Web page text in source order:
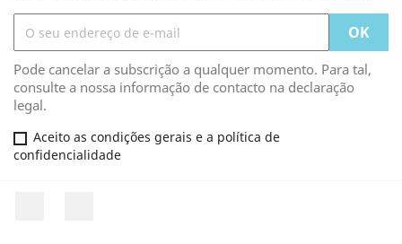
Pode cancelar a subscrição a qualquer momento. Para tal,
consulte a nossa informação de contacto na declaração
legal.
Aceito as condições gerais e a política de
confidencialidade